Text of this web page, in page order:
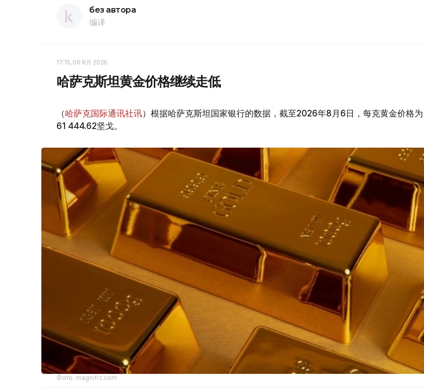
без автора
编译
17:15, 06 8月 2026
哈萨克斯坦黄金价格继续走低
（哈萨克国际通讯社讯）根据哈萨克斯坦国家银行的数据，截至2026年8月6日，每克黄金价格为
61 444.62坚戈。
Фото: magnific.com